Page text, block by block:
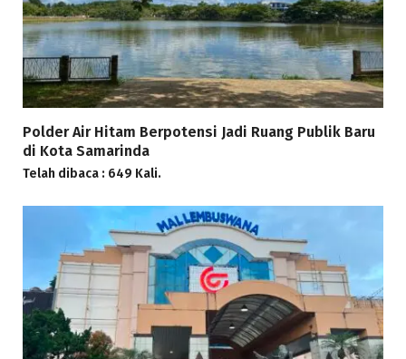
Polder Air Hitam Berpotensi Jadi Ruang Publik Baru
di Kota Samarinda
Telah dibaca : 649 Kali.